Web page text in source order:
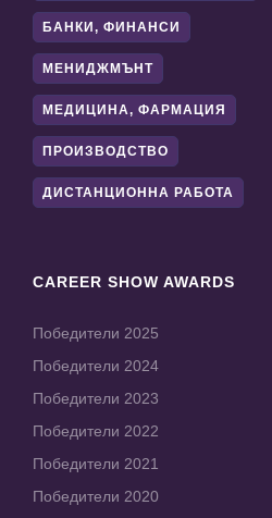
БАНКИ, ФИНАНСИ
МЕНИДЖМЪНТ
МЕДИЦИНА, ФАРМАЦИЯ
ПРОИЗВОДСТВО
ДИСТАНЦИОННА РАБОТА
CAREER SHOW AWARDS
Победители 2025
Победители 2024
Победители 2023
Победители 2022
Победители 2021
Победители 2020